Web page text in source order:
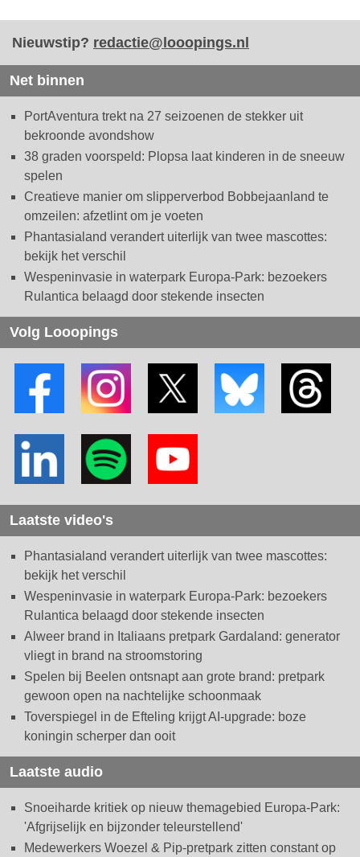
Nieuwstip? redactie@looopings.nl
Net binnen
PortAventura trekt na 27 seizoenen de stekker uit
bekroonde avondshow
38 graden voorspeld: Plopsa laat kinderen in de sneeuw
spelen
Creatieve manier om slipperverbod Bobbejaanland te
omzeilen: afzetlint om je voeten
Phantasialand verandert uiterlijk van twee mascottes:
bekijk het verschil
Wespeninvasie in waterpark Europa-Park: bezoekers
Rulantica belaagd door stekende insecten
Volg Looopings
Laatste video's
Phantasialand verandert uiterlijk van twee mascottes:
bekijk het verschil
Wespeninvasie in waterpark Europa-Park: bezoekers
Rulantica belaagd door stekende insecten
Alweer brand in Italiaans pretpark Gardaland: generator
vliegt in brand na stroomstoring
Spelen bij Beelen ontsnapt aan grote brand: pretpark
gewoon open na nachtelijke schoonmaak
Toverspiegel in de Efteling krijgt AI-upgrade: boze
koningin scherper dan ooit
Laatste audio
Snoeiharde kritiek op nieuw themagebied Europa-Park:
'Afgrijselijk en bijzonder teleurstellend'
Medewerkers Woezel & Pip-pretpark zitten constant op